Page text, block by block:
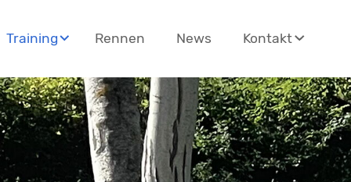
Training Rennen News Kontakt